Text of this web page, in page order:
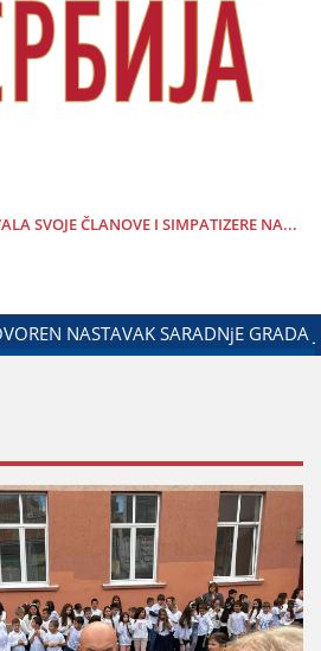
SVOЈE ČLANOVE I SIMPATIZERE NA...
ZA ODNOSE SA DIЈASPOROM